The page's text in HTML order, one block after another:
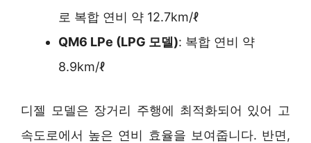
로 복합 연비 약 12.7km/ℓ
QM6 LPe (LPG 모델): 복합 연비 약
8.9km/ℓ
디젤 모델은 장거리 주행에 최적화되어 있어 고
속도로에서 높은 연비 효율을 보여줍니다. 반면,